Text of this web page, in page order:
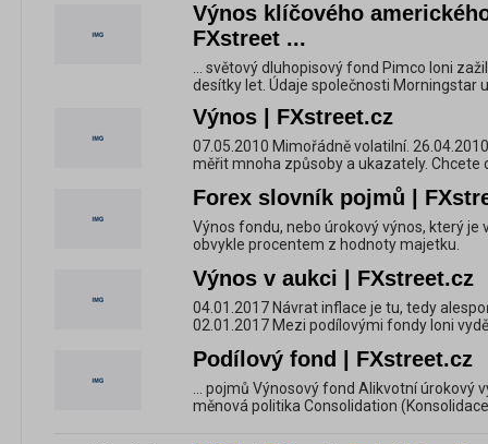
Výnos klíčového
FXstreet ...
... světový dluhopisový fond Pimco loni
desítky let. Údaje společnosti Morningstar
Výnos | FXstreet.cz
07.05.2010 Mimořádně volatilní.
měřit mnoha způsoby a ukazately. Chcete
Forex slovník pojmů |
Výnos fondu, nebo úrokový výnos, který je
obvykle procentem z hodnoty majetku.
Výnos v aukci | FXstreet.cz
04.01.2017 Návrat inflace je tu, tedy
02.01.2017 Mezi podílovými fondy loni
Podílový fond | FXstreet.cz
... pojmů Výnosový fond Alikvotní úrokový
měnová politika Consolidation